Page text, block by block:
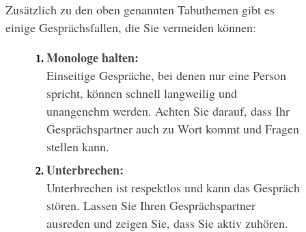
Zusätzlich zu den oben genannten Tabuthemen gibt es
einige Gesprächsfallen, die Sie vermeiden können:
Monologe halten:
Einseitige Gespräche, bei denen nur eine Person
spricht, können schnell langweilig und
unangenehm werden. Achten Sie darauf, dass Ihr
Gesprächspartner auch zu Wort kommt und Fragen
stellen kann.
Unterbrechen:
Unterbrechen ist respektlos und kann das Gespräch
stören. Lassen Sie Ihren Gesprächspartner
ausreden und zeigen Sie, dass Sie aktiv zuhören.